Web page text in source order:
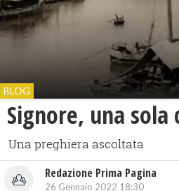
BLOG
Signore, una sola
Una preghiera ascoltata
Redazione Prima Pagina
26 Gennaio 2022 18:30